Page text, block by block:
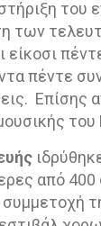
των
πέντε
Επίσης
από